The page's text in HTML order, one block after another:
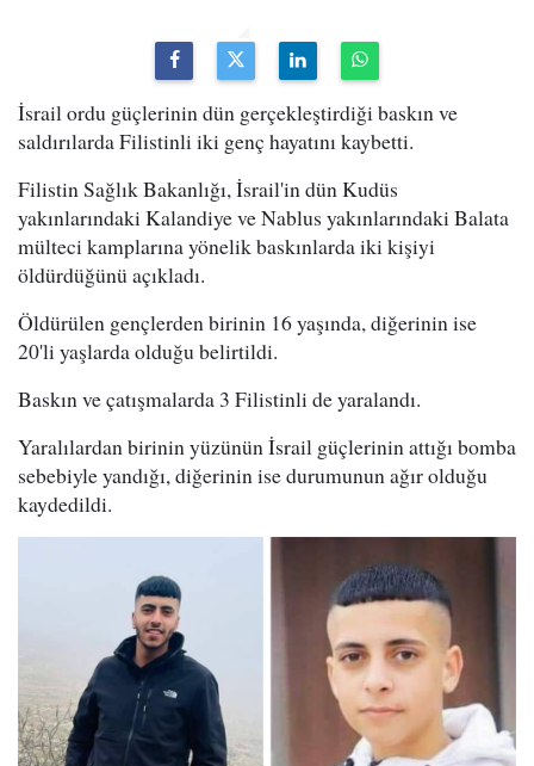
İsrail ordu güçlerinin dün gerçekleştirdiği baskın ve
saldırılarda Filistinli iki genç hayatını kaybetti.
Filistin Sağlık Bakanlığı, İsrail'in dün Kudüs
yakınlarındaki Kalandiye ve Nablus yakınlarındaki Balata
mülteci kamplarına yönelik baskınlarda iki kişiyi
öldürdüğünü açıkladı.
Öldürülen gençlerden birinin 16 yaşında, diğerinin ise
20'li yaşlarda olduğu belirtildi.
Baskın ve çatışmalarda 3 Filistinli de yaralandı.
Yaralılardan birinin yüzünün İsrail güçlerinin attığı bomba
sebebiyle yandığı, diğerinin ise durumunun ağır olduğu
kaydedildi.